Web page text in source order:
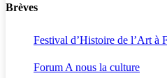
Brèves
Festival d’Histoire de l’Art à
Forum A nous la culture